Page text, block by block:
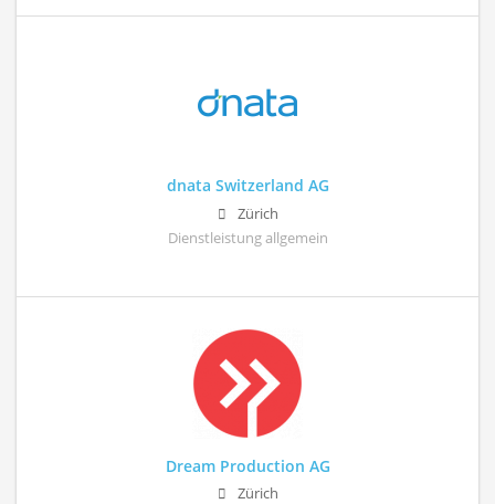
dnata Switzerland AG
Zürich
Dienstleistung allgemein
Dream Production AG
Zürich